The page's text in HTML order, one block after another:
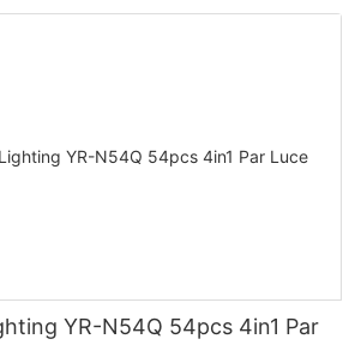
YR-N54Q 54pcs 4in1 Par